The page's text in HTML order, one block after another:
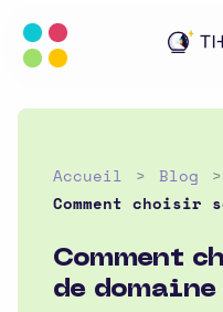
Accueil
Blog
Comment choisir
Comment
de domaine